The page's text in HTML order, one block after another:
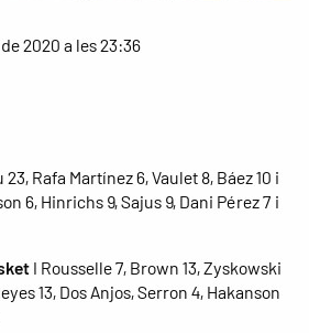
2020 a les 23:36
23, Rafa Martínez 6, Vaulet 8, Báez 10 i
6, Hinrichs 9, Sajus 9, Dani Pérez 7 i
I Rousselle 7, Brown 13, Zyskowski
13, Dos Anjos, Serron 4, Hakanson